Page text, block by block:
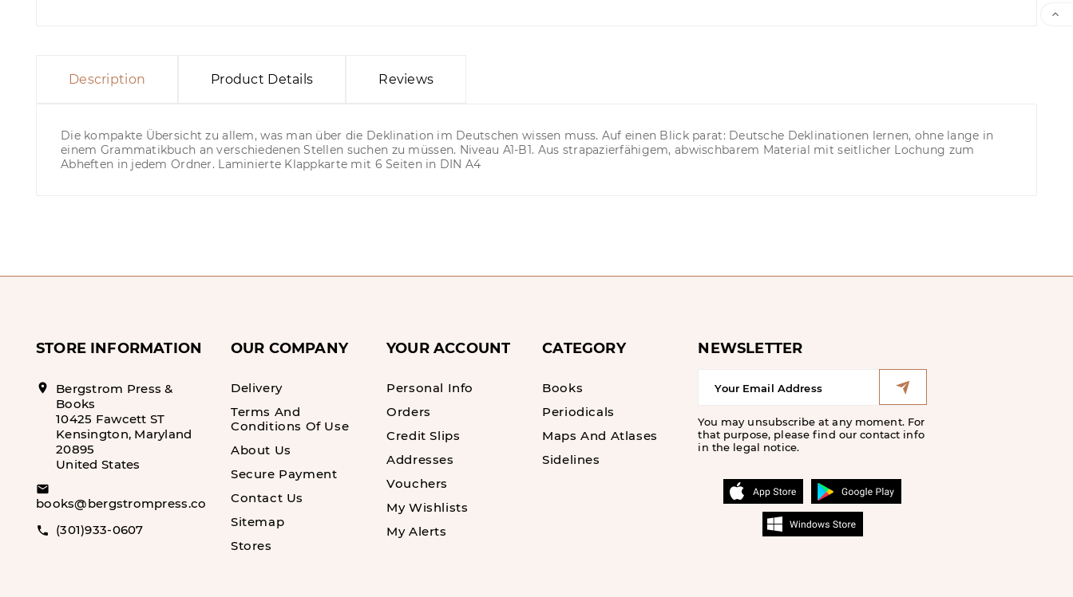
Description Product Details Reviews
Die kompakte Übersicht zu allem, was man über die Deklination im Deutschen wissen muss. Auf einen Blick parat: Deutsche Deklinationen lernen, ohne lange in
einem Grammatikbuch an verschiedenen Stellen suchen zu müssen. Niveau A1-B1. Aus strapazierfähigem, abwischbarem Material mit seitlicher Lochung zum
Abheften in jedem Ordner. Laminierte Klappkarte mit 6 Seiten in DIN A4
STORE INFORMATION
location_on
Bergstrom Press &
Books
10425 Fawcett ST
Kensington, Maryland
20895
United States
email
books@bergstrompress.com
call (301)933-0607
OUR COMPANY
Delivery
Terms And
Conditions Of Use
About Us
Secure Payment
Contact Us
Sitemap
Stores
YOUR ACCOUNT
Personal Info
Orders
Credit Slips
Addresses
Vouchers
My Wishlists
My Alerts
CATEGORY
Books
Periodicals
Maps And Atlases
Sidelines
NEWSLETTER
You may unsubscribe at any moment. For
that purpose, please find our contact info
in the legal notice.
